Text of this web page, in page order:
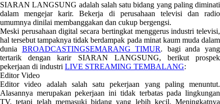
SIARAN LANGSUNG adalah salah satu bidang yang paling diminati
dalam mengejar karir. Bekerja di perusahaan televisi dan radio
umumnya dinilai membanggakan dan cukup bergengsi.
Meski perusahaan digital secara bertingkat menggerus industri televisi,
hal tersebut tampaknya tidak berdampak pada minat kaum muda dalam
dunia BROADCASTINGSEMARANG TIMUR. bagi anda yang
tertarik dengan karir SIARAN LANGSUNG, berikut prospek
pekerjaan di industri LIVE STREAMING TEMBALANG:
Editor Video
Editor video adalah salah satu pekerjaan yang paling menuntut.
Alasannya merupakan pekerjaan ini tidak terbatas pada lingkungan
TV, tetapi telah memasuki bidang yang lebih kecil. Meningkatnya